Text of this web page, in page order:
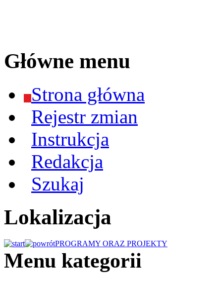
Główne menu
Strona główna
Rejestr zmian
Instrukcja
Redakcja
Szukaj
Lokalizacja
PROGRAMY ORAZ PROJEKTY
Menu kategorii